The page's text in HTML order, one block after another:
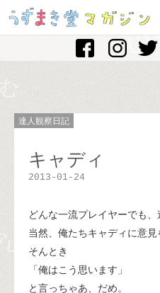
達人観察日記
キャディ
2013-01-24
どんな一流プレイヤーでも、
当然、俺たちキャディに意見
そんとき
「俺はこう思います」
と言っちゃあ、だめ。